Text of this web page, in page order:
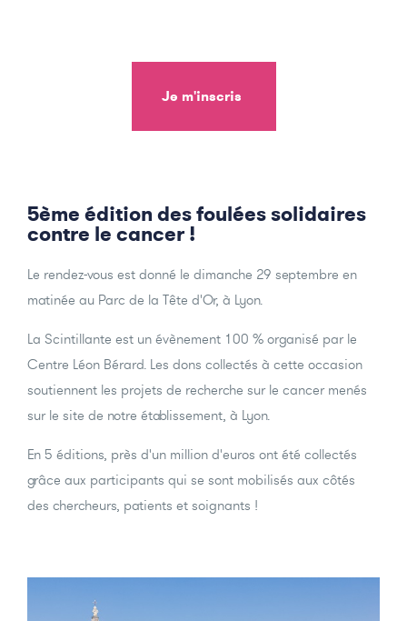
Je m'inscris
5ème édition des foulées solidaires
contre le cancer !
Le rendez-vous est donné le dimanche 29 septembre en
matinée au Parc de la Tête d'Or, à Lyon.
La Scintillante est un évènement 100 % organisé par le
Centre Léon Bérard. Les dons collectés à cette occasion
soutiennent les projets de recherche sur le cancer menés
sur le site de notre établissement, à Lyon.
En 5 éditions, près d'un million d'euros ont été collectés
grâce aux participants qui se sont mobilisés aux côtés
des chercheurs, patients et soignants !